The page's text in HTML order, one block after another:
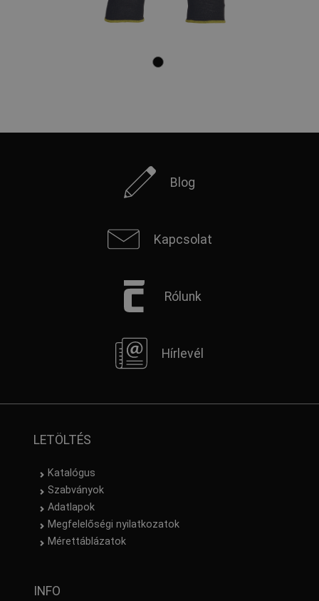
Blog
Kapcsolat
Rólunk
Hírlevél
LETÖLTÉS
Katalógus
Szabványok
Adatlapok
Megfelelőségi nyilatkozatok
Mérettáblázatok
INFO